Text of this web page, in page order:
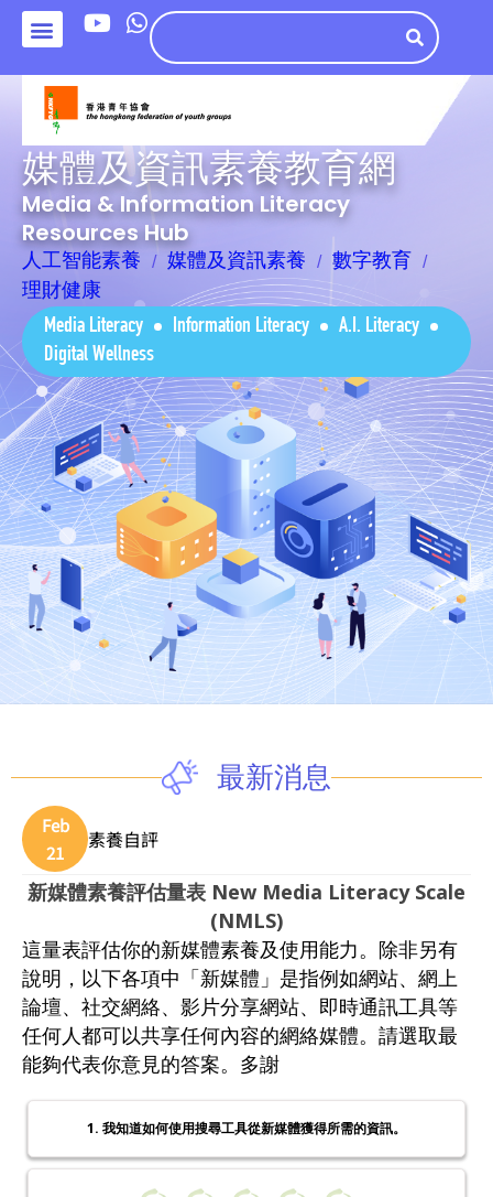
媒體及資訊素養教育網
Media & Information Literacy
Resources Hub
人工智能素養 媒體及資訊素養
數字教育
理財健康
Media Literacy Information Literacy
A.I. Literacy
Digital Wellness
最新消息
Feb
21
素養自評
新媒體素養評估量表 New Media Literacy Scale
(NMLS)
這量表評估你的新媒體素養及使用能力。除非另有
說明，以下各項中「新媒體」是指例如網站、網上
論壇、社交網絡、影片分享網站、即時通訊工具等
任何人都可以共享任何內容的網絡媒體。請選取最
能夠代表你意見的答案。多謝
1. 我知道如何使用搜尋工具從新媒體獲得所需的資訊。